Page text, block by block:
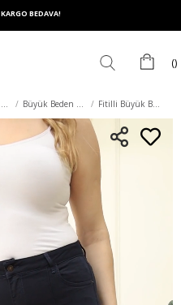
BEDAVA!
Büyük Beden Pantolon Büyük Beden Pamuk Pantolon Fitilli Büyük Beden Lacivert Kot Pantolon